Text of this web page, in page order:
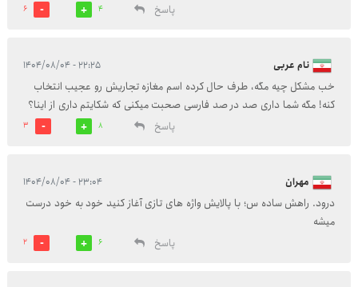
پاسخ
4
6
نام عربی ۲۲:۲۵ - ۱۴۰۴/۰۸/۰۴
خب مشکل چیه مگه، طرف حال کرده اسم مغازه تجاریش رو عجیب انتخاب
کنه! مگه شما داری صد در صد فارسی صحبت میکنی که شکایتم داری از اینا؟
پاسخ
8
3
مهران ۲۳:۰۴ - ۱۴۰۴/۰۸/۰۴
درود. راهش ساده س؛ با پالایش واژه های تازی آغاز کنید خود به خود درست
میشه
پاسخ
6
2